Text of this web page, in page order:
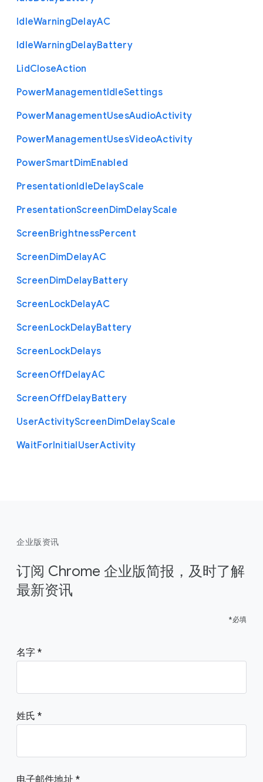
IdleWarningDelayAC
IdleWarningDelayBattery
LidCloseAction
PowerManagementIdleSettings
PowerManagementUsesAudioActivity
PowerManagementUsesVideoActivity
PowerSmartDimEnabled
PresentationIdleDelayScale
PresentationScreenDimDelayScale
ScreenBrightnessPercent
ScreenDimDelayAC
ScreenDimDelayBattery
ScreenLockDelayAC
ScreenLockDelayBattery
ScreenLockDelays
ScreenOffDelayAC
ScreenOffDelayBattery
UserActivityScreenDimDelayScale
WaitForInitialUserActivity
企业版资讯
订阅 Chrome 企业版简报，及时了解
最新资讯
*必填
名字
姓氏
电子邮件地址